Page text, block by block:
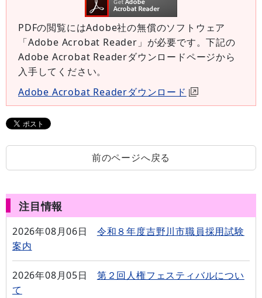
PDFの閲覧にはAdobe社の無償のソフトウェア
「Adobe Acrobat Reader」が必要です。下記の
Adobe Acrobat Readerダウンロードページから
入手してください。
Adobe Acrobat Readerダウンロード
前のページへ戻る
注目情報
2026年08月06日
令和８年度吉野川市職員採用試験
案内
2026年08月05日
第２回人権フェスティバルについ
て